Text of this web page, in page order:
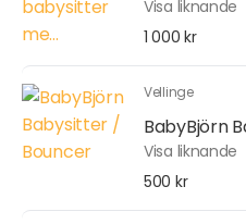
Visa liknande
1 000 kr
Vellinge
BabyBjörn
Visa liknande
500 kr